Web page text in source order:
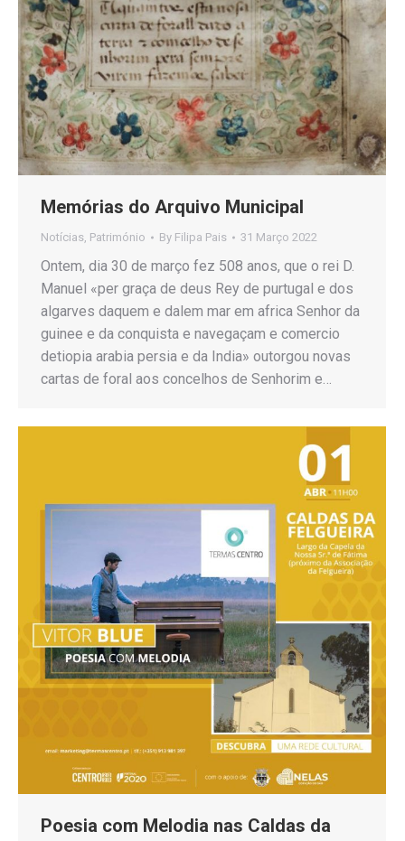
Memórias do Arquivo Municipal
Notícias, Património By Filipa Pais 31 Março 2022
Ontem, dia 30 de março fez 508 anos, que o rei D.
Manuel «per graça de deus Rey de purtugal e dos
algarves daquem e dalem mar em africa Senhor da
guinee e da conquista e navegaçam e comercio
detiopia arabia persia e da India» outorgou novas
cartas de foral aos concelhos de Senhorim e…
Poesia com Melodia nas Caldas da